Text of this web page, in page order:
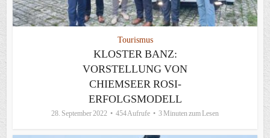
Tourismus
KLOSTER BANZ:
VORSTELLUNG VON
CHIEMSEER ROSI-
ERFOLGSMODELL
28. September 2022 454 Aufrufe 3 Minuten zum Lesen